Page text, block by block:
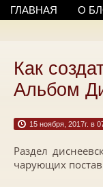
ГЛАВНАЯ О
Как
Альбом
15 ноября, 2017г. в
Раздел
чарующих